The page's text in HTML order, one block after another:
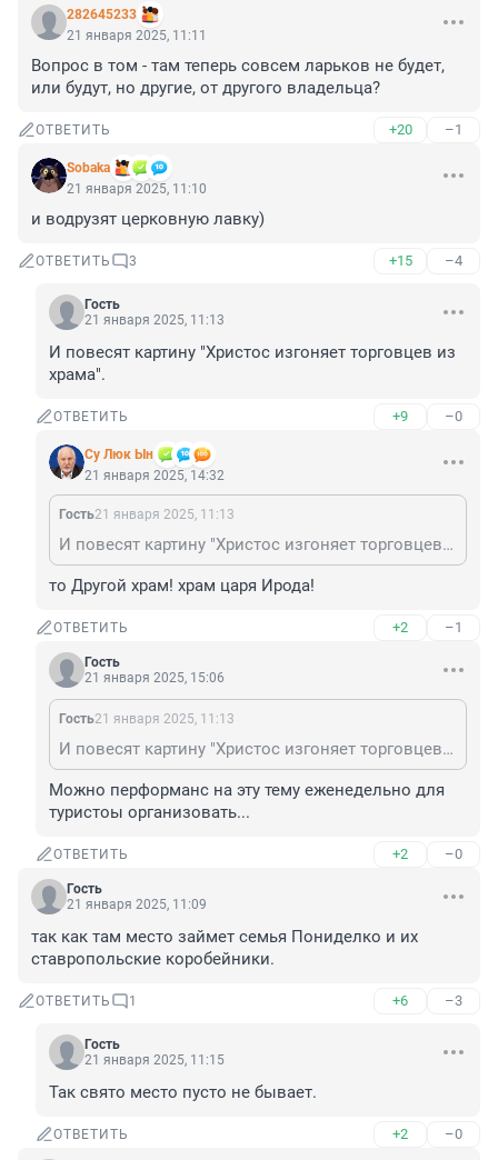
282645233
21 января 2025, 11:11
Вопрос в том - там теперь совсем ларьков не будет,
или будут, но другие, от другого владельца?
ОТВЕТИТЬ +20 –1
Sobaka
21 января 2025, 11:10
и водрузят церковную лавку)
ОТВЕТИТЬ 3 +15 –4
Гость
21 января 2025, 11:13
И повесят картину "Христос изгоняет торговцев из
храма".
ОТВЕТИТЬ +9 –0
Су Люк Ын
21 января 2025, 14:32
Гость21 января 2025, 11:13
И повесят картину "Христос изгоняет торговцев из храма".
то Другой храм! храм царя Ирода!
ОТВЕТИТЬ +2 –1
Гость
21 января 2025, 15:06
Гость21 января 2025, 11:13
И повесят картину "Христос изгоняет торговцев из храма".
Можно перформанс на эту тему еженедельно для
туристоы организовать...
ОТВЕТИТЬ +2 –0
Гость
21 января 2025, 11:09
так как там место займет семья Пониделко и их
ставропольские коробейники.
ОТВЕТИТЬ 1 +6 –3
Гость
21 января 2025, 11:15
Так свято место пусто не бывает.
ОТВЕТИТЬ +2 –0